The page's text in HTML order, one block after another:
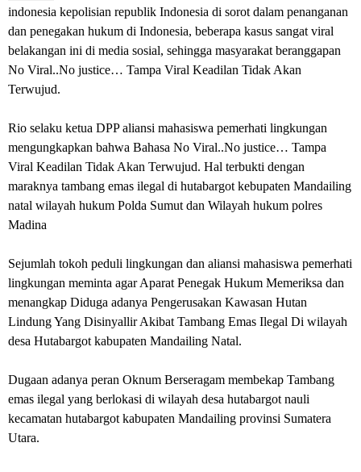
indonesia kepolisian republik Indonesia di sorot dalam penanganan
dan penegakan hukum di Indonesia, beberapa kasus sangat viral
belakangan ini di media sosial, sehingga masyarakat beranggapan
No Viral..No justice… Tampa Viral Keadilan Tidak Akan
Terwujud.
Rio selaku ketua DPP aliansi mahasiswa pemerhati lingkungan
mengungkapkan bahwa Bahasa No Viral..No justice… Tampa
Viral Keadilan Tidak Akan Terwujud. Hal terbukti dengan
maraknya tambang emas ilegal di hutabargot kebupaten Mandailing
natal wilayah hukum Polda Sumut dan Wilayah hukum polres
Madina
Sejumlah tokoh peduli lingkungan dan aliansi mahasiswa pemerhati
lingkungan meminta agar Aparat Penegak Hukum Memeriksa dan
menangkap Diduga adanya Pengerusakan Kawasan Hutan
Lindung Yang Disinyallir Akibat Tambang Emas Ilegal Di wilayah
desa Hutabargot kabupaten Mandailing Natal.
Dugaan adanya peran Oknum Berseragam membekap Tambang
emas ilegal yang berlokasi di wilayah desa hutabargot nauli
kecamatan hutabargot kabupaten Mandailing provinsi Sumatera
Utara.